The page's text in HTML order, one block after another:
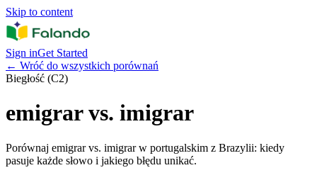
Skip to content
Sign inGet Started
← Wróć do wszystkich porównań
Biegłość (C2)
emigrar vs. imigrar
Porównaj emigrar vs. imigrar w portugalskim z Brazylii: kiedy
pasuje każde słowo i jakiego błędu unikać.